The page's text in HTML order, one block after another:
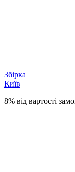
Збірка
Київ
8% від вартості